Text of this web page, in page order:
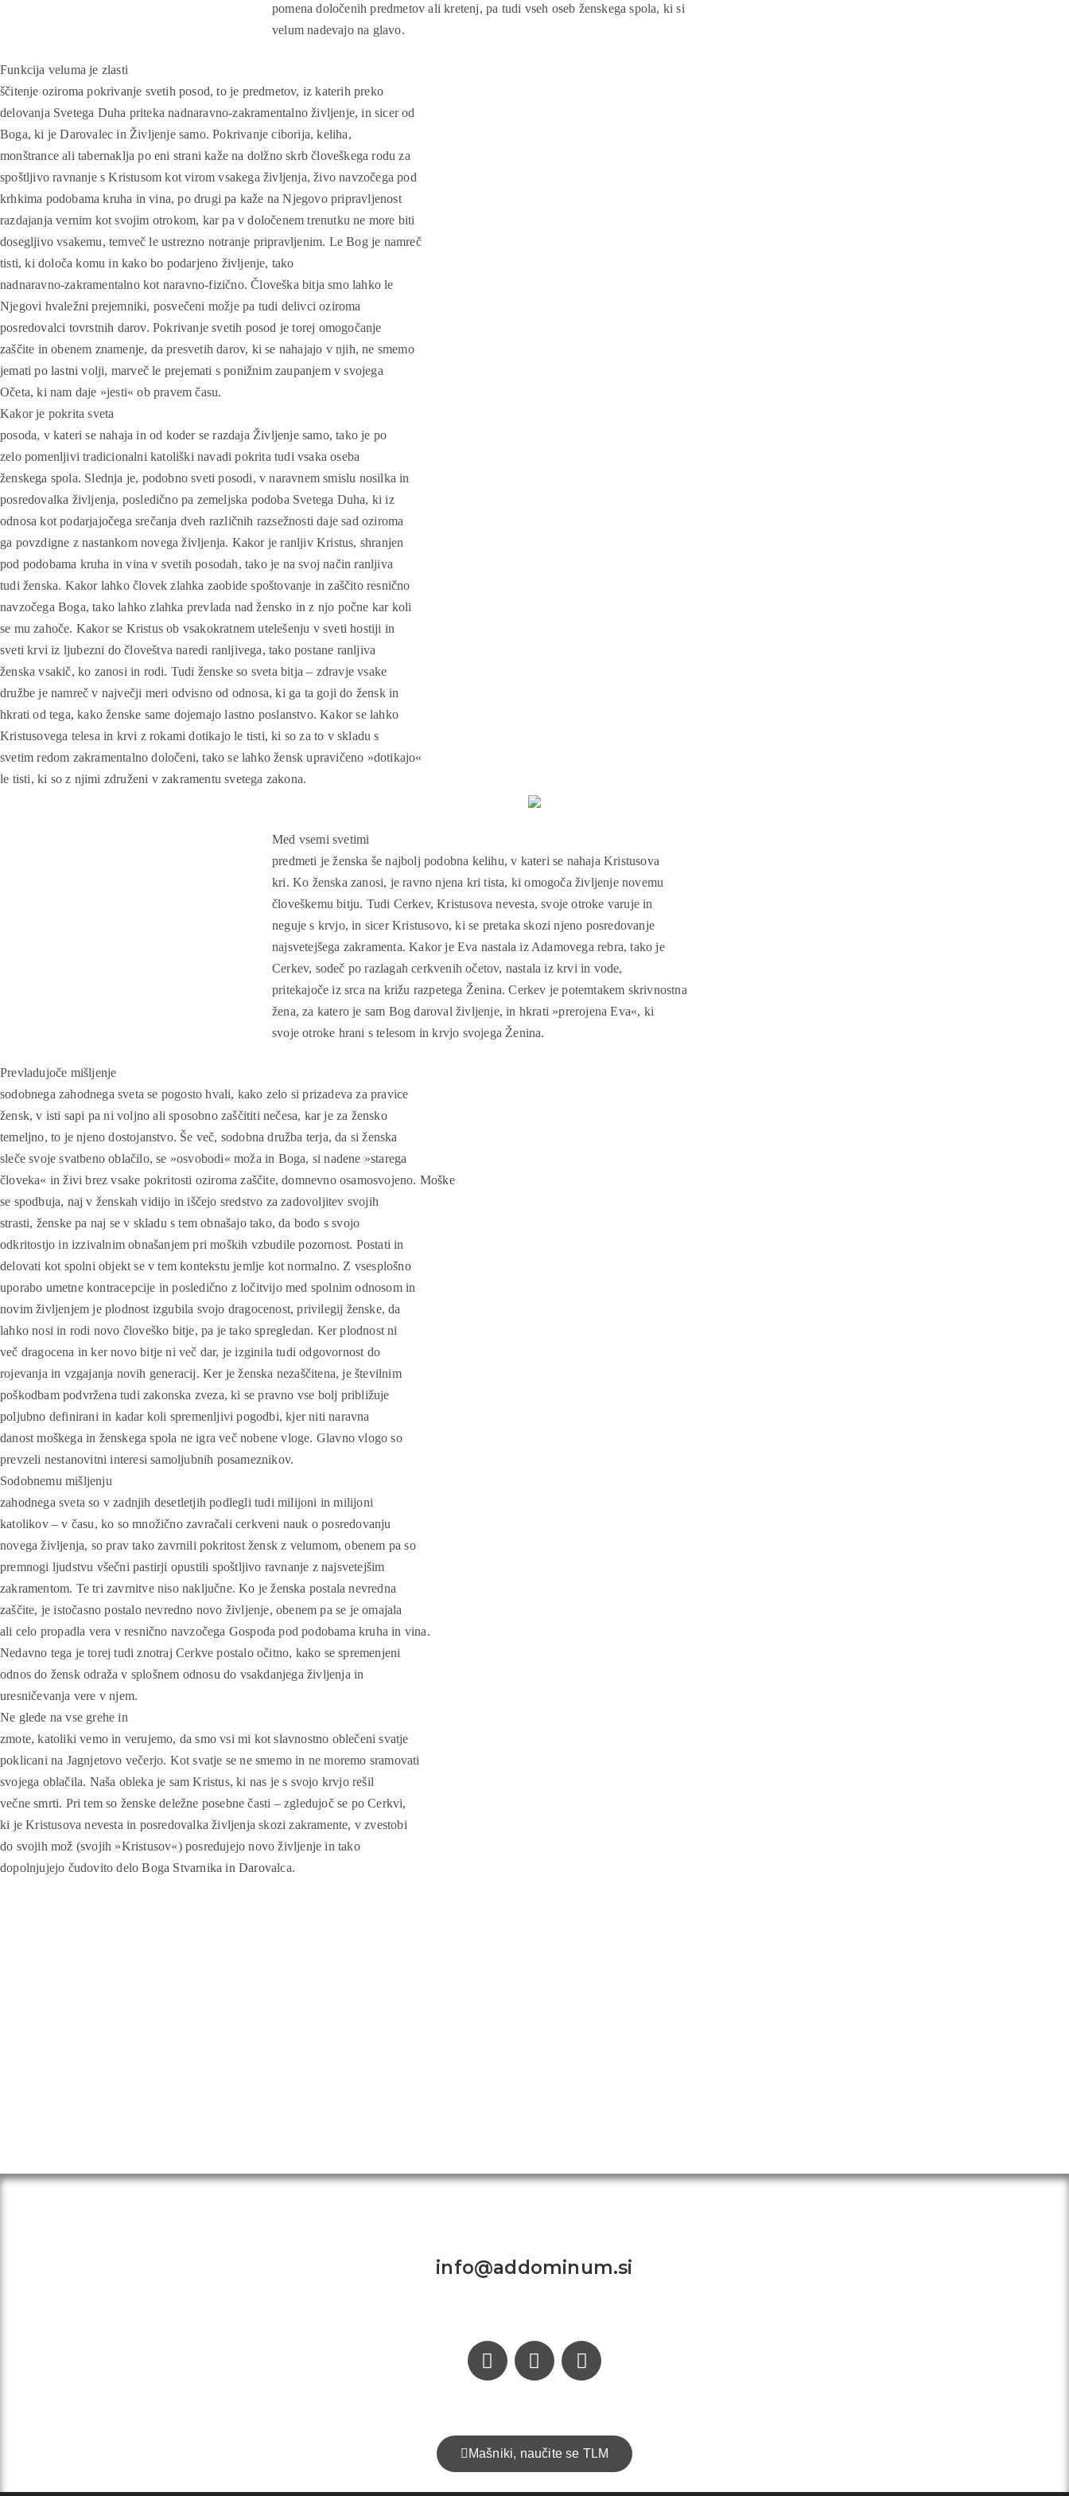
pomena določenih predmetov ali kretenj, pa tudi vseh oseb ženskega spola, ki si
velum nadevajo na glavo.
Funkcija veluma je zlasti
ščitenje oziroma pokrivanje svetih posod, to je predmetov, iz katerih preko
delovanja Svetega Duha priteka nadnaravno-zakramentalno življenje, in sicer od
Boga, ki je Darovalec in Življenje samo. Pokrivanje ciborija, keliha,
monštrance ali tabernaklja po eni strani kaže na dolžno skrb človeškega rodu za
spoštljivo ravnanje s Kristusom kot virom vsakega življenja, živo navzočega pod
krhkima podobama kruha in vina, po drugi pa kaže na Njegovo pripravljenost
razdajanja vernim kot svojim otrokom, kar pa v določenem trenutku ne more biti
dosegljivo vsakemu, temveč le ustrezno notranje pripravljenim. Le Bog je namreč
tisti, ki določa komu in kako bo podarjeno življenje, tako
nadnaravno-zakramentalno kot naravno-fizično. Človeška bitja smo lahko le
Njegovi hvaležni prejemniki, posvečeni možje pa tudi delivci oziroma
posredovalci tovrstnih darov. Pokrivanje svetih posod je torej omogočanje
zaščite in obenem znamenje, da presvetih darov, ki se nahajajo v njih, ne smemo
jemati po lastni volji, marveč le prejemati s ponižnim zaupanjem v svojega
Očeta, ki nam daje »jesti« ob pravem času.
Kakor je pokrita sveta
posoda, v kateri se nahaja in od koder se razdaja Življenje samo, tako je po
zelo pomenljivi tradicionalni katoliški navadi pokrita tudi vsaka oseba
ženskega spola. Slednja je, podobno sveti posodi, v naravnem smislu nosilka in
posredovalka življenja, posledično pa zemeljska podoba Svetega Duha, ki iz
odnosa kot podarjajočega srečanja dveh različnih razsežnosti daje sad oziroma
ga povzdigne z nastankom novega življenja. Kakor je ranljiv Kristus, shranjen
pod podobama kruha in vina v svetih posodah, tako je na svoj način ranljiva
tudi ženska. Kakor lahko človek zlahka zaobide spoštovanje in zaščito resnično
navzočega Boga, tako lahko zlahka prevlada nad žensko in z njo počne kar koli
se mu zahoče. Kakor se Kristus ob vsakokratnem utelešenju v sveti hostiji in
sveti krvi iz ljubezni do človeštva naredi ranljivega, tako postane ranljiva
ženska vsakič, ko zanosi in rodi. Tudi ženske so sveta bitja – zdravje vsake
družbe je namreč v največji meri odvisno od odnosa, ki ga ta goji do žensk in
hkrati od tega, kako ženske same dojemajo lastno poslanstvo. Kakor se lahko
Kristusovega telesa in krvi z rokami dotikajo le tisti, ki so za to v skladu s
svetim redom zakramentalno določeni, tako se lahko žensk upravičeno »dotikajo«
le tisti, ki so z njimi združeni v zakramentu svetega zakona.
Med vsemi svetimi
predmeti je ženska še najbolj podobna kelihu, v kateri se nahaja Kristusova
kri. Ko ženska zanosi, je ravno njena kri tista, ki omogoča življenje novemu
človeškemu bitju. Tudi Cerkev, Kristusova nevesta, svoje otroke varuje in
neguje s krvjo, in sicer Kristusovo, ki se pretaka skozi njeno posredovanje
najsvetejšega zakramenta. Kakor je Eva nastala iz Adamovega rebra, tako je
Cerkev, sodeč po razlagah cerkvenih očetov, nastala iz krvi in vode,
pritekajoče iz srca na križu razpetega Ženina. Cerkev je potemtakem skrivnostna
žena, za katero je sam Bog daroval življenje, in hkrati »prerojena Eva«, ki
svoje otroke hrani s telesom in krvjo svojega Ženina.
Prevladujoče mišljenje
sodobnega zahodnega sveta se pogosto hvali, kako zelo si prizadeva za pravice
žensk, v isti sapi pa ni voljno ali sposobno zaščititi nečesa, kar je za žensko
temeljno, to je njeno dostojanstvo. Še več, sodobna družba terja, da si ženska
sleče svoje svatbeno oblačilo, se »osvobodi« moža in Boga, si nadene »starega
človeka« in živi brez vsake pokritosti oziroma zaščite, domnevno osamosvojeno. Moške
se spodbuja, naj v ženskah vidijo in iščejo sredstvo za zadovoljitev svojih
strasti, ženske pa naj se v skladu s tem obnašajo tako, da bodo s svojo
odkritostjo in izzivalnim obnašanjem pri moških vzbudile pozornost. Postati in
delovati kot spolni objekt se v tem kontekstu jemlje kot normalno. Z vsesplošno
uporabo umetne kontracepcije in posledično z ločitvijo med spolnim odnosom in
novim življenjem je plodnost izgubila svojo dragocenost, privilegij ženske, da
lahko nosi in rodi novo človeško bitje, pa je tako spregledan. Ker plodnost ni
več dragocena in ker novo bitje ni več dar, je izginila tudi odgovornost do
rojevanja in vzgajanja novih generacij. Ker je ženska nezaščitena, je številnim
poškodbam podvržena tudi zakonska zveza, ki se pravno vse bolj približuje
poljubno definirani in kadar koli spremenljivi pogodbi, kjer niti naravna
danost moškega in ženskega spola ne igra več nobene vloge. Glavno vlogo so
prevzeli nestanovitni interesi samoljubnih posameznikov.
Sodobnemu mišljenju
zahodnega sveta so v zadnjih desetletjih podlegli tudi milijoni in milijoni
katolikov – v času, ko so množično zavračali cerkveni nauk o posredovanju
novega življenja, so prav tako zavrnili pokritost žensk z velumom, obenem pa so
premnogi ljudstvu všečni pastirji opustili spoštljivo ravnanje z najsvetejšim
zakramentom. Te tri zavrnitve niso naključne. Ko je ženska postala nevredna
zaščite, je istočasno postalo nevredno novo življenje, obenem pa se je omajala
ali celo propadla vera v resnično navzočega Gospoda pod podobama kruha in vina.
Nedavno tega je torej tudi znotraj Cerkve postalo očitno, kako se spremenjeni
odnos do žensk odraža v splošnem odnosu do vsakdanjega življenja in
uresničevanja vere v njem.
Ne glede na vse grehe in
zmote, katoliki vemo in verujemo, da smo vsi mi kot slavnostno oblečeni svatje
poklicani na Jagnjetovo večerjo. Kot svatje se ne smemo in ne moremo sramovati
svojega oblačila. Naša obleka je sam Kristus, ki nas je s svojo krvjo rešil
večne smrti. Pri tem so ženske deležne posebne časti – zgledujoč se po Cerkvi,
ki je Kristusova nevesta in posredovalka življenja skozi zakramente, v zvestobi
do svojih mož (svojih »Kristusov«) posredujejo novo življenje in tako
dopolnjujejo čudovito delo Boga Stvarnika in Darovalca.
info@addominum.si
Mašniki, naučite se TLM